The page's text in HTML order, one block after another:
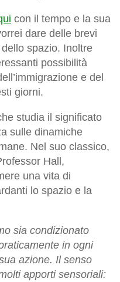
con il tempo e la sua
dare delle brevi
spazio. Inoltre
possibilità
e del
giorni.
studia il significato
sulle dinamiche
Nel suo classico,
Hall,
una vita di
lo spazio e la
sia condizionato
in ogni
azione. Il senso
apporti sensoriali: